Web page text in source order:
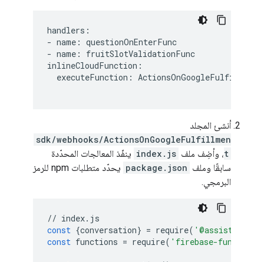
handlers:
- name: questionOnEnterFunc
- name: fruitSlotValidationFunc
inlineCloudFunction:
  executeFunction: ActionsOnGoogleFulfillment
أنشئ المجلد
sdk/webhooks/ActionsOnGoogleFulfillmen
t، وأضِف ملف index.js ينفّذ المعالجات المحدّدة
سابقًا وملف package.json
يحدّد متطلبات npm للرمز
البرمجي.
// index. js
const {conversation} = require( '@assistant/
const functions = require( 'firebase-